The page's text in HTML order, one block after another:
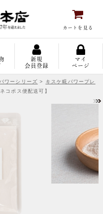
カートを見る
新規
会員登録
マイ
ページ
ワーシリーズ >
キスケ糀パワープレ
コポス便配送可】